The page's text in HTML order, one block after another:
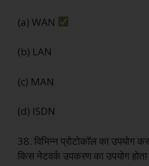
(a) WAN
(b) LAN
(c) MAN
(d) ISDN
38. विभिन्न प्रोटोकॉल का उपयोग
किस नेटवर्क उपकरण का उपयोग होता